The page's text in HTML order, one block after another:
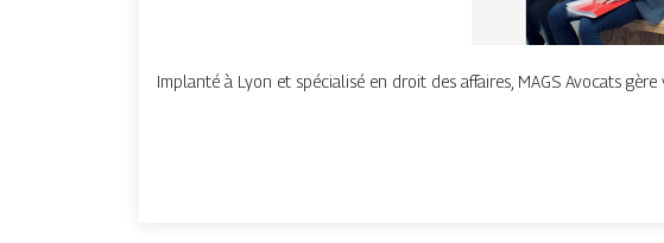
Implanté à Lyon et spécialisé en droit des affaires, MAGS Avocats